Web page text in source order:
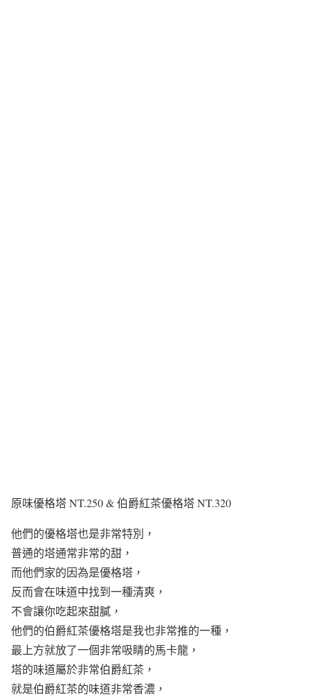
原味優格塔 NT.250 & 伯爵紅茶優格塔 NT.320
他們的優格塔也是非常特別，
普通的塔通常非常的甜，
而他們家的因為是優格塔，
反而會在味道中找到一種清爽，
不會讓你吃起來甜膩，
他們的伯爵紅茶優格塔是我也非常推的一種，
最上方就放了一個非常吸睛的馬卡龍，
塔的味道屬於非常伯爵紅茶，
就是伯爵紅茶的味道非常香濃，